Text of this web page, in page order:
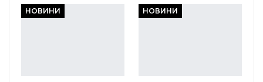
НОВИНИ НОВИНИ